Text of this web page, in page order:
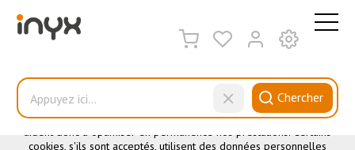
Chercher
CE SITE UTILISE DES COOKIES
Nous utilisons différents cookies sur notre site web : certains
sont nécessaires au bon fonctionnement du site, d'autres vous
permettent d'accéder à davantage de fonctionnalités et d'autres
encore nous aident à mieux comprendre les utilisateurs. Ils nous
aident donc à optimiser en permanence nos prestations. Certains
cookies, s'ils sont acceptés, utilisent des données personnelles